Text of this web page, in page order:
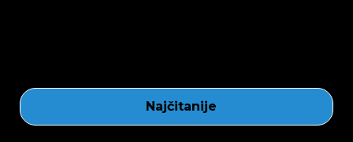
Najčitanije